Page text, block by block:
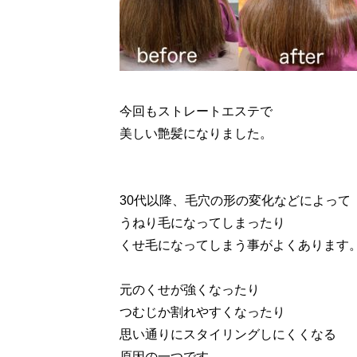
今回もストレートエステで
美しい艶髪になりました。
30代以降、毛穴の形の変化などによって
うねり毛になってしまったり
くせ毛になってしまう事がよくあります
元のくせが強くなったり
つむじか割れやすくなったり
思い通りにスタイリングしにくくなる